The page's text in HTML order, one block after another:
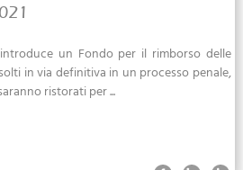
un Fondo per il rimborso delle
in via definitiva in un processo penale,
ristorati per ...